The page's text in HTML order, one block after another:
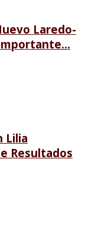
Laredo-
Lilia
Resultados